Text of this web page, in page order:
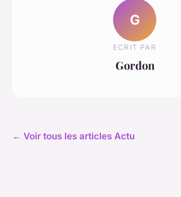
G
ECRIT PAR
Gordon
← Voir tous les articles Actu